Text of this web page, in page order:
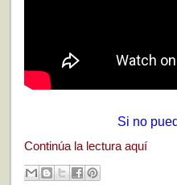
Si no
Continúa la lectura aquí